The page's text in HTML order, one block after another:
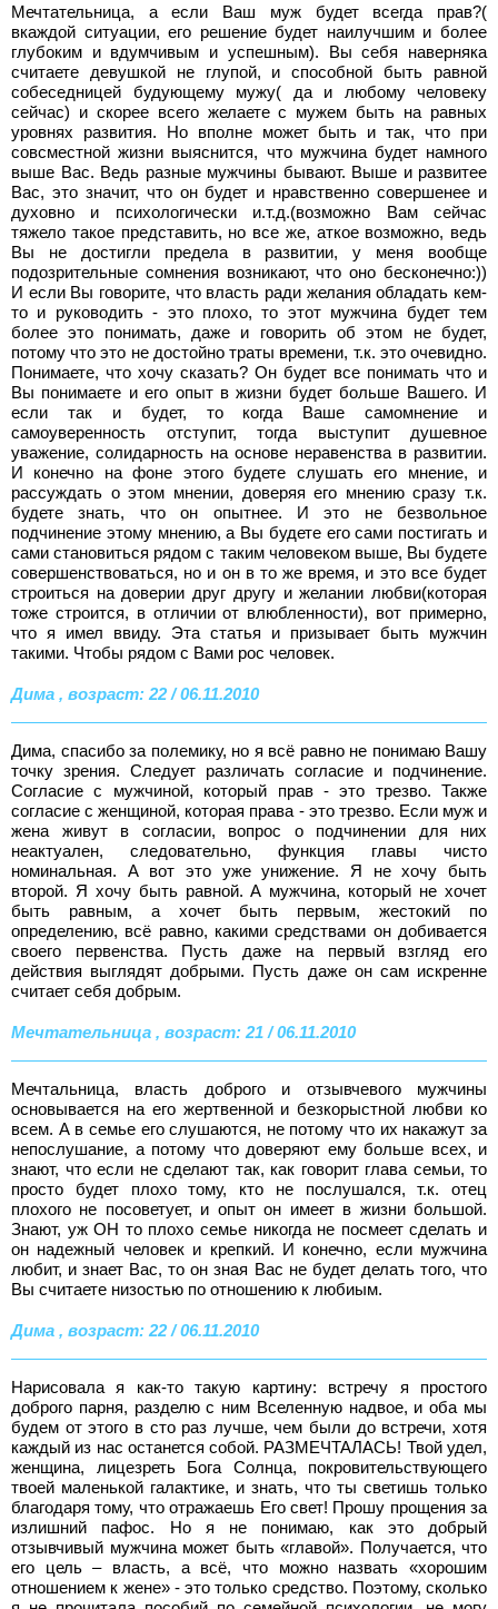
Мечтательница, а если Ваш муж будет всегда прав?(
вкаждой ситуации, его решение будет наилучшим и более
глубоким и вдумчивым и успешным). Вы себя наверняка
считаете девушкой не глупой, и способной быть равной
собеседницей будующему мужу( да и любому человеку
сейчас) и скорее всего желаете с мужем быть на равных
уровнях развития. Но вполне может быть и так, что при
совсместной жизни выяснится, что мужчина будет намного
выше Вас. Ведь разные мужчины бывают. Выше и развитее
Вас, это значит, что он будет и нравственно совершенее и
духовно и психологически и.т.д.(возможно Вам сейчас
тяжело такое представить, но все же, аткое возможно, ведь
Вы не достигли предела в развитии, у меня вообще
подозрительные сомнения возникают, что оно бесконечно:))
И если Вы говорите, что власть ради желания обладать кем-
то и руководить - это плохо, то этот мужчина будет тем
более это понимать, даже и говорить об этом не будет,
потому что это не достойно траты времени, т.к. это очевидно.
Понимаете, что хочу сказать? Он будет все понимать что и
Вы понимаете и его опыт в жизни будет больше Вашего. И
если так и будет, то когда Ваше самомнение и
самоуверенность отступит, тогда выступит душевное
уважение, солидарность на основе неравенства в развитии.
И конечно на фоне этого будете слушать его мнение, и
рассуждать о этом мнении, доверяя его мнению сразу т.к.
будете знать, что он опытнее. И это не безвольное
подчинение этому мнению, а Вы будете его сами постигать и
сами становиться рядом с таким человеком выше, Вы будете
совершенствоваться, но и он в то же время, и это все будет
строиться на доверии друг другу и желании любви(которая
тоже строится, в отличии от влюбленности), вот примерно,
что я имел ввиду. Эта статья и призывает быть мужчин
такими. Чтобы рядом с Вами рос человек.
Дима , возраст: 22 / 06.11.2010
Дима, спасибо за полемику, но я всё равно не понимаю Вашу
точку зрения. Следует различать согласие и подчинение.
Согласие с мужчиной, который прав - это трезво. Также
согласие с женщиной, которая права - это трезво. Если муж и
жена живут в согласии, вопрос о подчинении для них
неактуален, следовательно, функция главы чисто
номинальная. А вот это уже унижение. Я не хочу быть
второй. Я хочу быть равной. А мужчина, который не хочет
быть равным, а хочет быть первым, жестокий по
определению, всё равно, какими средствами он добивается
своего первенства. Пусть даже на первый взгляд его
действия выглядят добрыми. Пусть даже он сам искренне
считает себя добрым.
Мечтательница , возраст: 21 / 06.11.2010
Мечтальница, власть доброго и отзывчевого мужчины
основывается на его жертвенной и безкорыстной любви ко
всем. А в семье его слушаются, не потому что их накажут за
непослушание, а потому что доверяют ему больше всех, и
знают, что если не сделают так, как говорит глава семьи, то
просто будет плохо тому, кто не послушался, т.к. отец
плохого не посоветует, и опыт он имеет в жизни большой.
Знают, уж ОН то плохо семье никогда не посмеет сделать и
он надежный человек и крепкий. И конечно, если мужчина
любит, и знает Вас, то он зная Вас не будет делать того, что
Вы считаете низостью по отношению к любиым.
Дима , возраст: 22 / 06.11.2010
Нарисовала я как-то такую картину: встречу я простого
доброго парня, разделю с ним Вселенную надвое, и оба мы
будем от этого в сто раз лучше, чем были до встречи, хотя
каждый из нас останется собой. РАЗМЕЧТАЛАСЬ! Твой удел,
женщина, лицезреть Бога Солнца, покровительствующего
твоей маленькой галактике, и знать, что ты светишь только
благодаря тому, что отражаешь Его свет! Прошу прощения за
излишний пафос. Но я не понимаю, как это добрый
отзывчивый мужчина может быть «главой». Получается, что
его цель – власть, а всё, что можно назвать «хорошим
отношением к жене» - это только средство. Поэтому, сколько